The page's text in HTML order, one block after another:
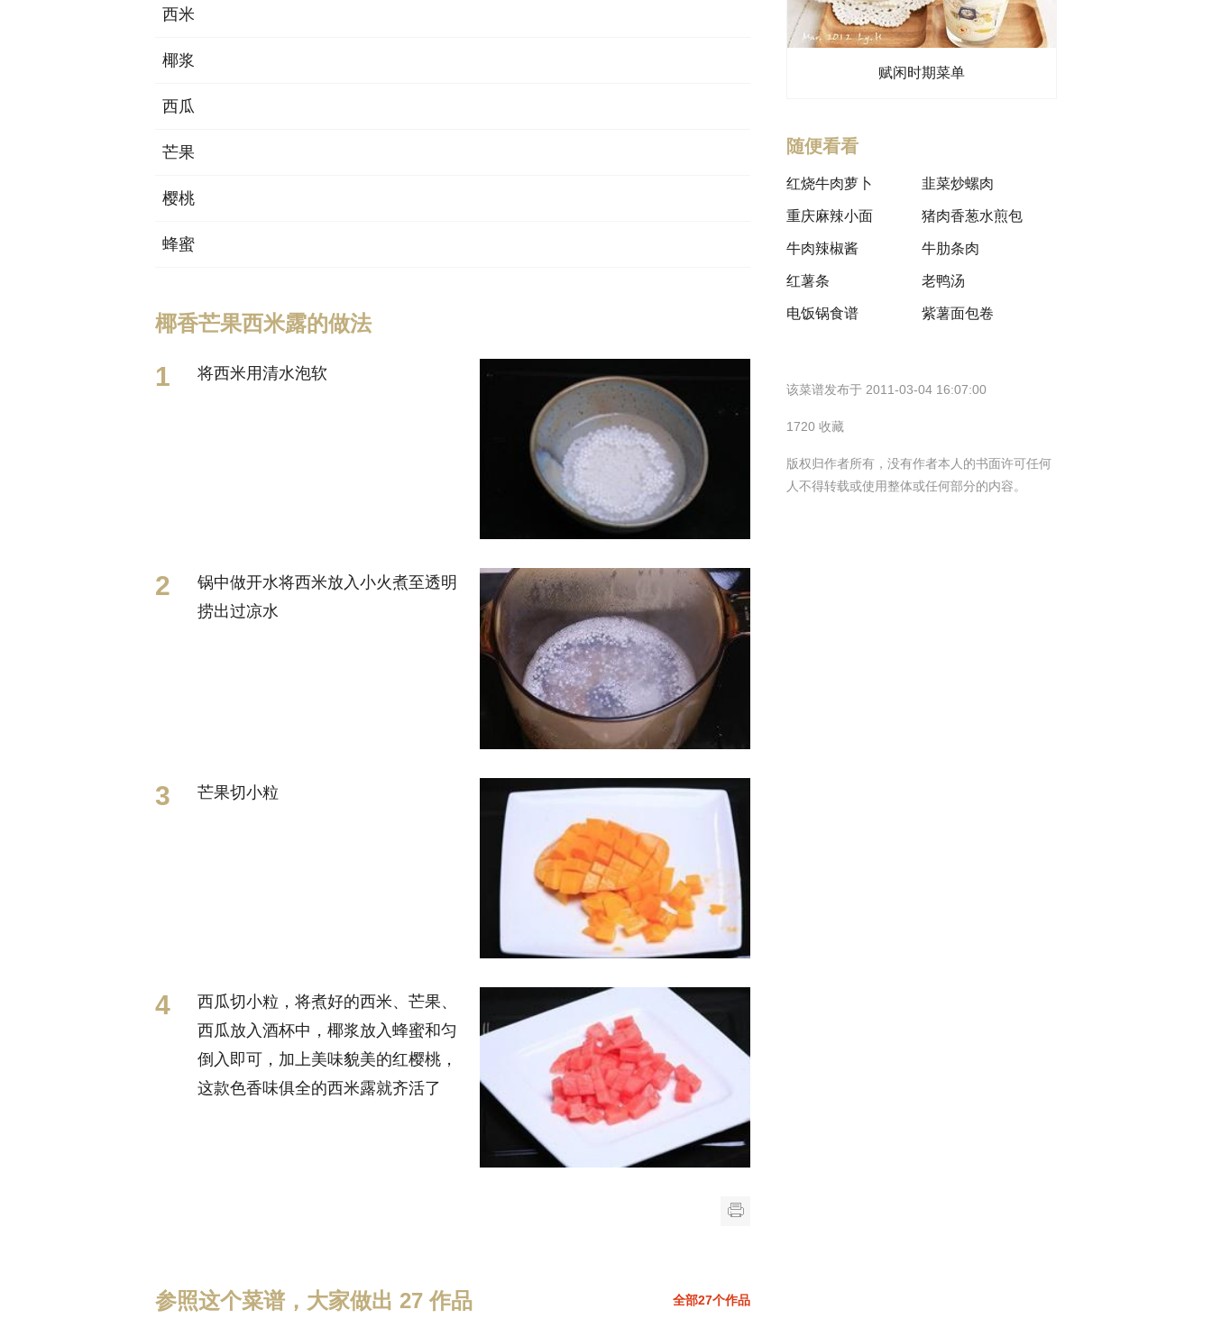
西米
椰浆
西瓜
芒果
樱桃
蜂蜜
椰香芒果西米露的做法
将西米用清水泡软
锅中做开水将西米放入小火煮至透明
捞出过凉水
芒果切小粒
西瓜切小粒，将煮好的西米、芒果、
西瓜放入酒杯中，椰浆放入蜂蜜和匀
倒入即可，加上美味貌美的红樱桃，
这款色香味俱全的西米露就齐活了
参照这个菜谱，大家做出 27 作品 全部27个作品
赋闲时期菜单
随便看看
红烧牛肉萝卜
重庆麻辣小面
牛肉辣椒酱
红薯条
电饭锅食谱
韭菜炒螺肉
猪肉香葱水煎包
牛肋条肉
老鸭汤
紫薯面包卷
该菜谱发布于 2011-03-04 16:07:00
1720 收藏
版权归作者所有，没有作者本人的书面许可任何
人不得转载或使用整体或任何部分的内容。